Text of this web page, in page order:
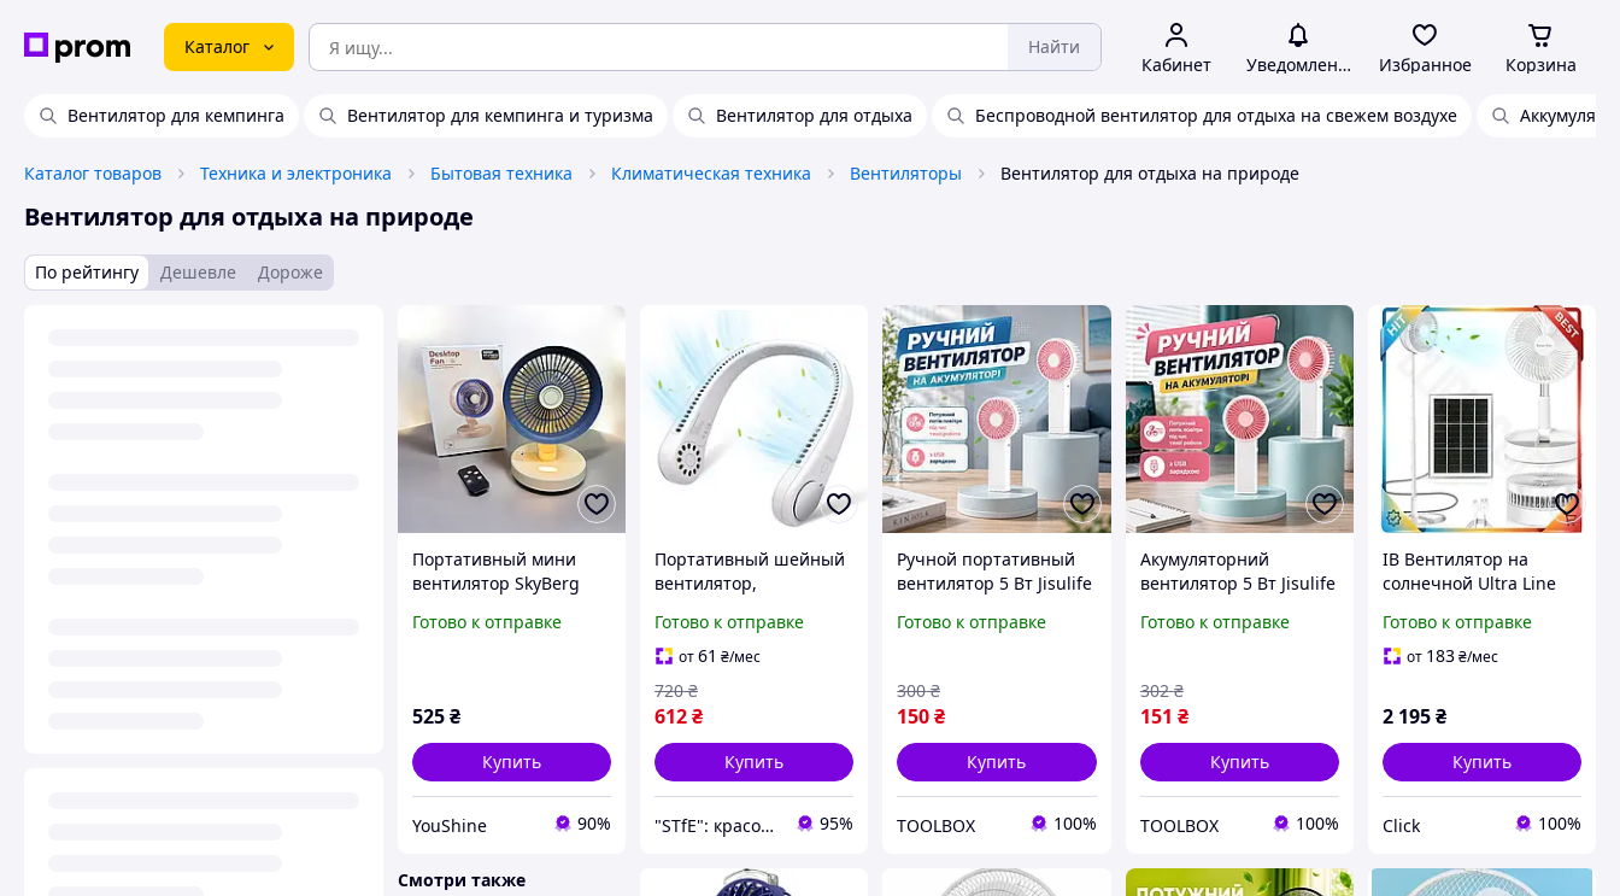
Каталог Найти
Кабинет Уведомления Избранное Корзина
Вентилятор для кемпинга Вентилятор для кемпинга и туризма Вентилятор для отдыха Беспроводной вентилятор для отдыха на свежем воздухе
Каталог товаров Техника и электроника Бытовая техника Климатическая техника Вентиляторы Вентилятор для отдыха на природе
Вентилятор для отдыха на природе
По рейтингу Дешевле Дороже
Портативный мини
вентилятор SkyBerg
подсветкой
Готово к отправке
525₴
Купить
YouShine 90%
Портативный шейный
вентилятор,
носимой,
перезаряжаемый
через USB, 3 скорости
для офиса
Готово к отправке
от61 ₴/мес
612₴
720 ₴
Купить
"STfE": красота, комфорт и удовольствие! 95%
Ручной портативный
вентилятор 5 Вт Jisulife
Беспроводной USB
Готово к отправке
150₴
300 ₴
Купить
TOOLBOX 100%
Акумуляторний
вентилятор 5 Вт Jisulife
зарядкой через USB
вентилятор для с
легким весом для
отдыха
Готово к отправке
151 ₴
302 ₴
Купить
TOOLBOX 100%
ІВ Вентилятор на
солнечной Ultra Line
настольный
перезаряжаемый с 3
ЕMN_PS
Готово к отправке
от 183₴/мес
2 195₴
Купить
Click 100%
Смотри также